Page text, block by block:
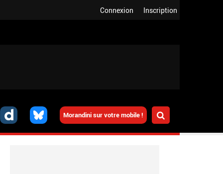
Inscription
Connexion
Morandini sur votre mobile !